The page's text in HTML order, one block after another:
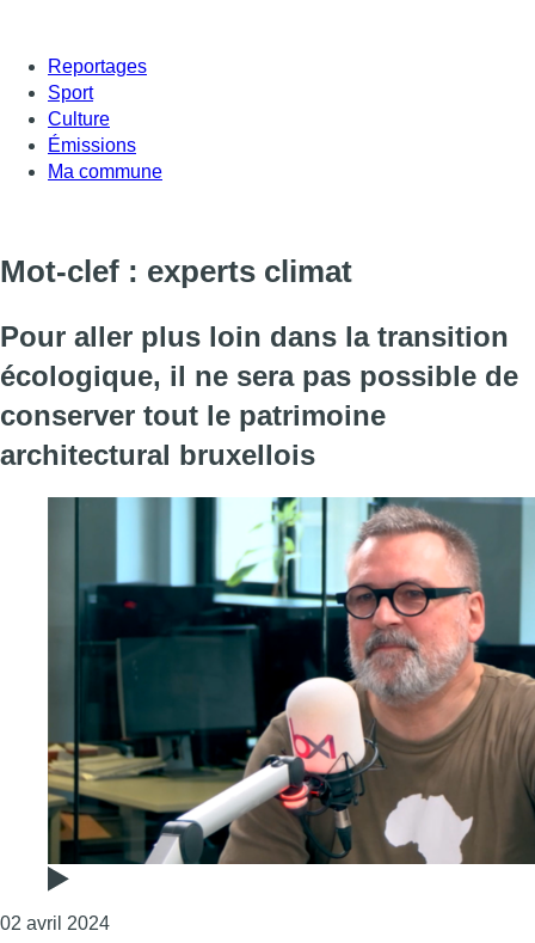
Reportages
Sport
Culture
Émissions
Ma commune
Mot-clef : experts climat
Pour aller plus loin dans la transition
écologique, il ne sera pas possible de
conserver tout le patrimoine
architectural bruxellois
02 avril 2024Consulter l'article "Pour aller plus loin dans la